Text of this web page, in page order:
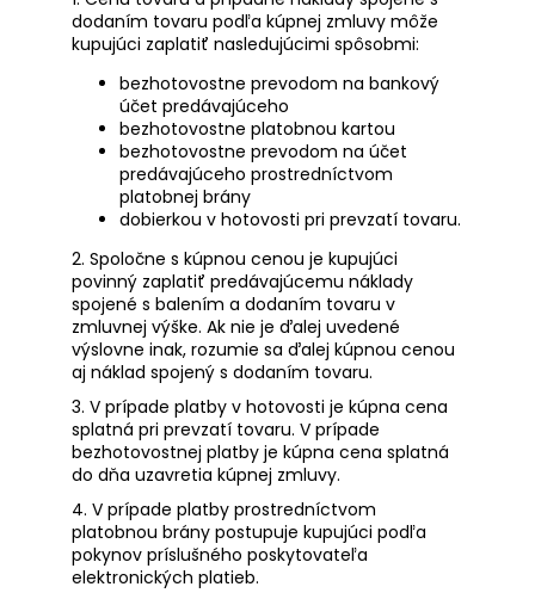
dodaním tovaru podľa kúpnej zmluvy môže
kupujúci zaplatiť nasledujúcimi spôsobmi:
bezhotovostne prevodom na bankový
účet predávajúceho
bezhotovostne platobnou kartou
bezhotovostne prevodom na účet
predávajúceho prostredníctvom
platobnej brány
dobierkou v hotovosti pri prevzatí tovaru.
2. Spoločne s kúpnou cenou je kupujúci
povinný zaplatiť predávajúcemu náklady
spojené s balením a dodaním tovaru v
zmluvnej výške. Ak nie je ďalej uvedené
výslovne inak, rozumie sa ďalej kúpnou cenou
aj náklad spojený s dodaním tovaru.
3. V prípade platby v hotovosti je kúpna cena
splatná pri prevzatí tovaru. V prípade
bezhotovostnej platby je kúpna cena splatná
do dňa uzavretia kúpnej zmluvy.
4. V prípade platby prostredníctvom
platobnou brány postupuje kupujúci podľa
pokynov príslušného poskytovateľa
elektronických platieb.